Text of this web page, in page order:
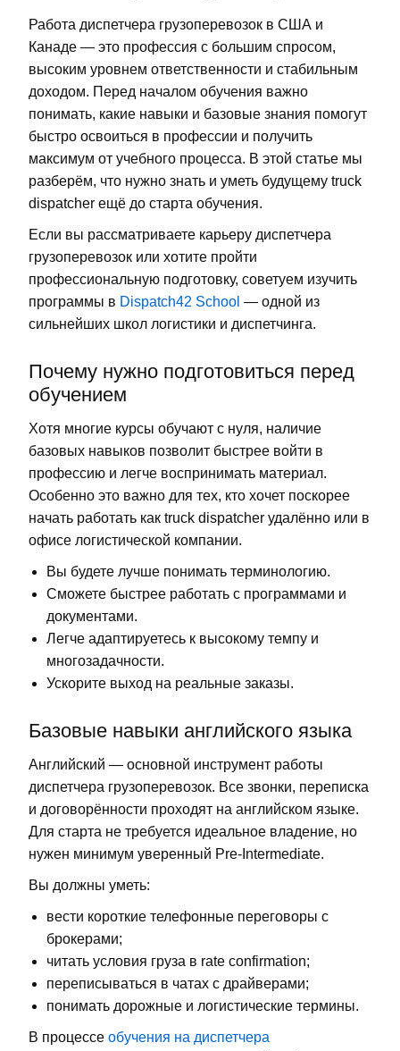
Работа диспетчера грузоперевозок в США и
Канаде — это профессия с большим спросом,
высоким уровнем ответственности и стабильным
доходом. Перед началом обучения важно
понимать, какие навыки и базовые знания помогут
быстро освоиться в профессии и получить
максимум от учебного процесса. В этой статье мы
разберём, что нужно знать и уметь будущему truck
dispatcher ещё до старта обучения.
Если вы рассматриваете карьеру диспетчера
грузоперевозок или хотите пройти
профессиональную подготовку, советуем изучить
программы в Dispatch42 School — одной из
сильнейших школ логистики и диспетчинга.
Почему нужно подготовиться перед
обучением
Хотя многие курсы обучают с нуля, наличие
базовых навыков позволит быстрее войти в
профессию и легче воспринимать материал.
Особенно это важно для тех, кто хочет поскорее
начать работать как truck dispatcher удалённо или в
офисе логистической компании.
Вы будете лучше понимать терминологию.
Сможете быстрее работать с программами и
документами.
Легче адаптируетесь к высокому темпу и
многозадачности.
Ускорите выход на реальные заказы.
Базовые навыки английского языка
Английский — основной инструмент работы
диспетчера грузоперевозок. Все звонки, переписка
и договорённости проходят на английском языке.
Для старта не требуется идеальное владение, но
нужен минимум уверенный Pre-Intermediate.
Вы должны уметь:
вести короткие телефонные переговоры с
брокерами;
читать условия груза в rate confirmation;
переписываться в чатах с драйверами;
понимать дорожные и логистические термины.
В процессе обучения на диспетчера